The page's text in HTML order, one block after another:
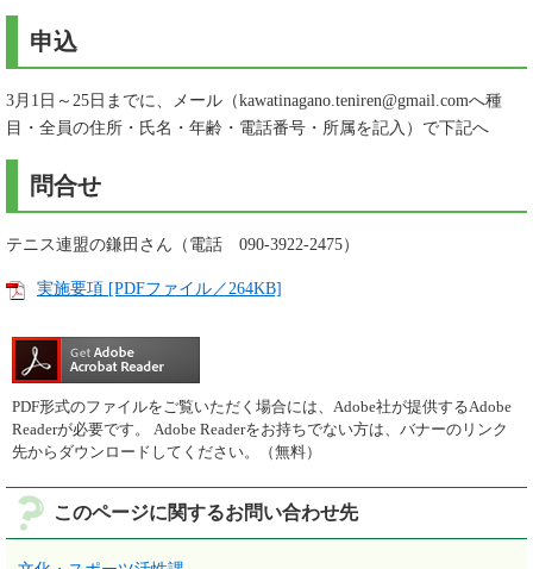
申込
3月1日～25日までに、メール（kawatinagano.teniren@gmail.comへ種
目・全員の住所・氏名・年齢・電話番号・所属を記入）で下記へ
問合せ
テニス連盟の鎌田さん（電話 090-3922-2475）
実施要項 [PDFファイル／264KB]
PDF形式のファイルをご覧いただく場合には、Adobe社が提供するAdobe
Readerが必要です。
Adobe Readerをお持ちでない方は、バナーのリンク
先からダウンロードしてください。（無料）
このページに関するお問い合わせ先